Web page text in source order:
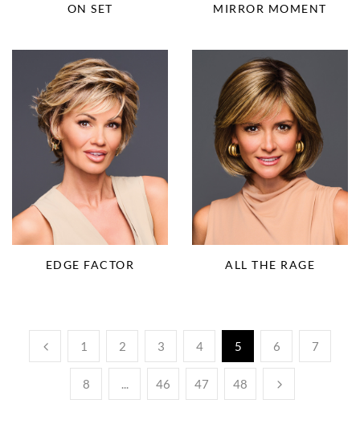
ON SET MIRROR MOMENT
EDGE FACTOR ALL THE RAGE
1 2 3 4 5 6 7
8 ... 46 47 48